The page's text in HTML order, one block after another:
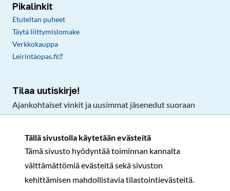
Tällä sivustolla käytetään evästeitä
Tämä sivusto hyödyntää toiminnan kannalta
välttämättömiä evästeitä sekä sivuston
kehittämisen mahdollistavia tilastointievästeitä.
Pikalinkit
Etuteltan puheet
Täytä liittymislomake
Verkkokauppa
Leirintäopas.fi
Tilaa uutiskirje!
Ajankohtaiset vinkit ja uusimmat jäsenedut suoraan